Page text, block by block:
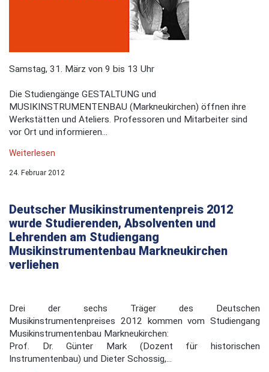
Samstag, 31. März von 9 bis 13 Uhr
Die Studiengänge GESTALTUNG und
MUSIKINSTRUMENTENBAU (Markneukirchen) öffnen ihre
Werkstätten und Ateliers. Professoren und Mitarbeiter sind
vor Ort und informieren...
Weiterlesen
24. Februar 2012
Deutscher Musikinstrumentenpreis 2012
wurde Studierenden, Absolventen und
Lehrenden am Studiengang
Musikinstrumentenbau Markneukirchen
verliehen
Drei der sechs Träger des Deutschen
Musikinstrumentenpreises 2012 kommen vom Studiengang
Musikinstrumentenbau Markneukirchen:
Prof. Dr. Günter Mark (Dozent für historischen
Instrumentenbau) und Dieter Schossig,...